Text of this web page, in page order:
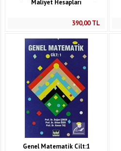
Maliyet Hesapları
390,00TL
Genel Matematik Cilt:1